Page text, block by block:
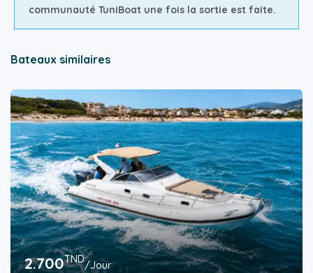
communauté TuniBoat une fois la sortie est faite.
Bateaux similaires
2.700TND/Jour